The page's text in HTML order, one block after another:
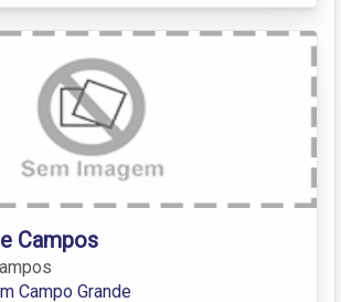
Campos
Campo Grande